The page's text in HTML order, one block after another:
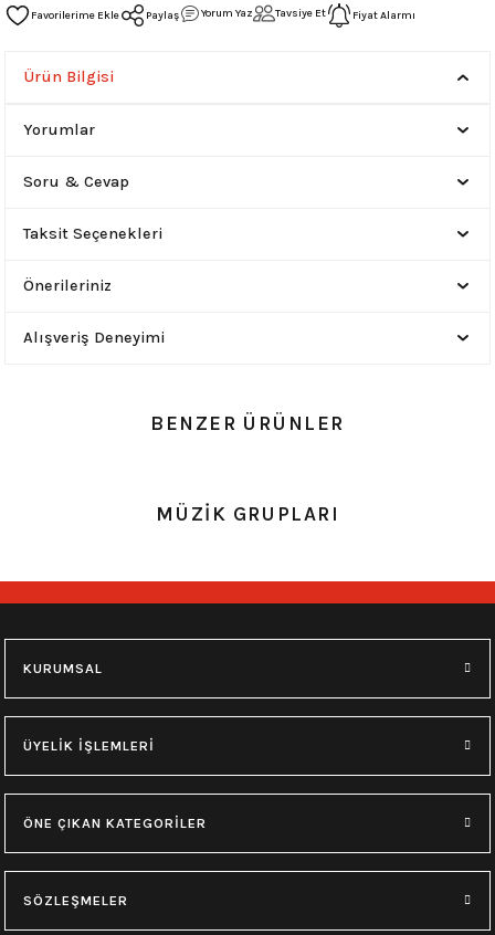
Paylaş Yorum Yaz Tavsiye Et Fiyat Alarmı
Ürün Bilgisi
Yorumlar
Soru & Cevap
Taksit Seçenekleri
Önerileriniz
Alışveriş Deneyimi
BENZER ÜRÜNLER
0.0 Puan - Yorum
715,00₺ 650,00₺
Battal Beden Rammstein Tişört
2XL 4XL
MÜZİK GRUPLARI
KURUMSAL
ÜYELİK İŞLEMLERİ
ÖNE ÇIKAN KATEGORİLER
SÖZLEŞMELER